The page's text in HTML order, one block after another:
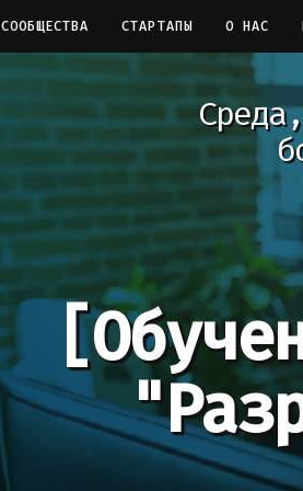
СООБЩЕСТВА СТАРТАПЫ О НАС